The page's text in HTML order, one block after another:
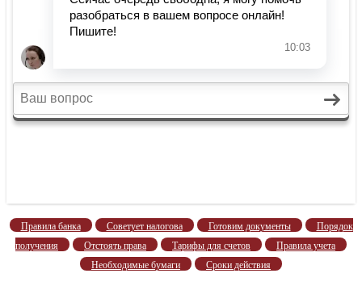
Правила банка Советует налогова Готовим документы
Порядок
получения
Отстоять права Тарифы для счетов
Правила учета
Необходимые бумаги
Сроки действия